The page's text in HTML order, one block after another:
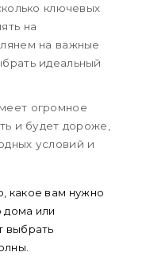
ключевых
на
на важные
идеальный
огромное
и будет дороже,
условий и
какое вам нужно
дома или
выбрать